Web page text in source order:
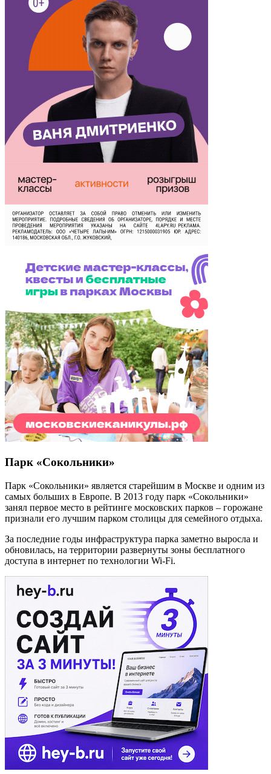
Парк «Сокольники»
Парк «Сокольники» является старейшим в Москве и одним из
самых больших в Европе. В 2013 году парк «Сокольники»
занял первое место в рейтинге московских парков – горожане
признали его лучшим парком столицы для семейного отдыха.
За последние годы инфраструктура парка заметно выросла и
обновилась, на территории развернуты зоны бесплатного
доступа в интернет по технологии Wi-Fi.